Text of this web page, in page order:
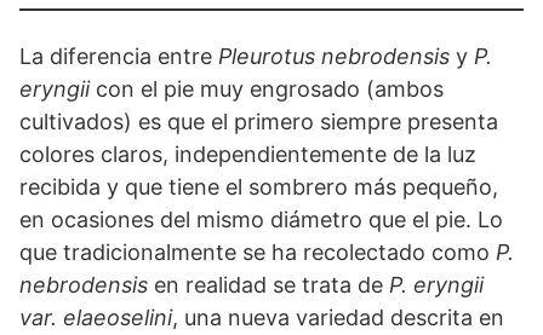
La diferencia entre Pleurotus nebrodensis y P.
eryngiicon el pie muy engrosado (ambos
cultivados) es que el primero siempre presenta
colores claros, independientemente de la luz
recibida y que tiene el sombrero más pequeño,
en ocasiones del mismo diámetro que el pie. Lo
que tradicionalmente se ha recolectado como P.
nebrodensis en realidad se trata de P. eryngii
var. elaeoselini, una nueva variedad descrita en